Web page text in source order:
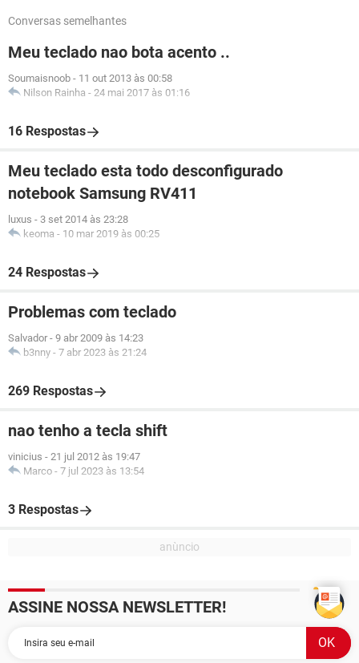
Conversas semelhantes
Meu teclado nao bota acento ..
Soumaisnoob - 11 out 2013 às 00:58
Nilson Rainha - 24 mai 2017 às 01:16
16 Respostas
Meu teclado esta todo desconfigurado
notebook Samsung RV411
luxus - 3 set 2014 às 23:28
keoma - 10 mar 2019 às 00:25
24 Respostas
Problemas com teclado
Salvador - 9 abr 2009 às 14:23
b3nny - 7 abr 2023 às 21:24
269 Respostas
nao tenho a tecla shift
vinicius - 21 jul 2012 às 19:47
Marco - 7 jul 2023 às 13:54
3 Respostas
ASSINE NOSSA NEWSLETTER!